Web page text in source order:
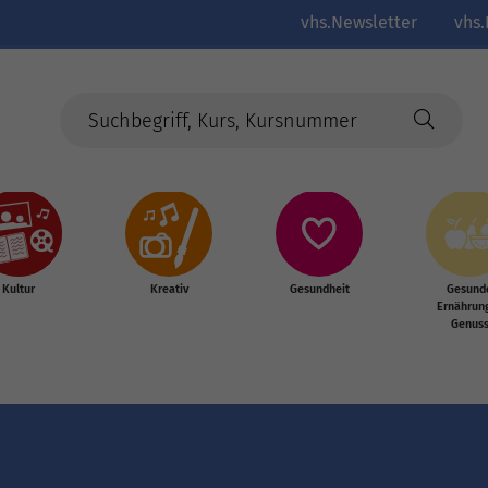
vhs.Newsletter
Kultur Kreativ Gesundheit
Genuss